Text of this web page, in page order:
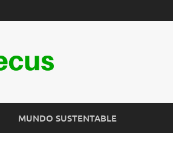
MUNDO SUSTENTABLE